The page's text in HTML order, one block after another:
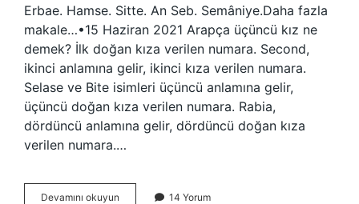
Erbae. Hamse. Sitte. An Seb. Semâniye.Daha fazla
makale…•15 Haziran 2021 Arapça üçüncü kız ne
demek? İlk doğan kıza verilen numara. Second,
ikinci anlamına gelir, ikinci kıza verilen numara.
Selase ve Bite isimleri üçüncü anlamına gelir,
üçüncü doğan kıza verilen numara. Rabia,
dördüncü anlamına gelir, dördüncü doğan kıza
verilen numara.…
Devamını okuyun 14 Yorum